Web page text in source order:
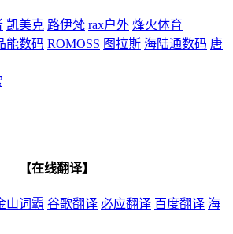
凯美克 路伊梵 rax户外 烽火体育
能数码 ROMOSS 图拉斯 海陆通数码 唐
【在线翻译】
山词霸 谷歌翻译 必应翻译 百度翻译 海